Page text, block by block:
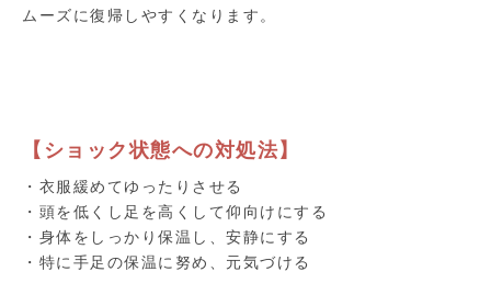
ムーズに復帰しやすくなります。
【ショック状態への対処法】
・衣服緩めてゆったりさせる
・頭を低くし足を高くして仰向けにする
・身体をしっかり保温し、安静にする
・特に手足の保温に努め、元気づける